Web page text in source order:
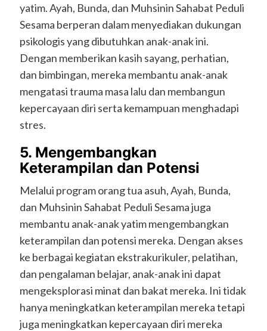
yatim. Ayah, Bunda, dan Muhsinin Sahabat Peduli
Sesama berperan dalam menyediakan dukungan
psikologis yang dibutuhkan anak-anak ini.
Dengan memberikan kasih sayang, perhatian,
dan bimbingan, mereka membantu anak-anak
mengatasi trauma masa lalu dan membangun
kepercayaan diri serta kemampuan menghadapi
stres.
5. Mengembangkan
Keterampilan dan Potensi
Melalui program orang tua asuh, Ayah, Bunda,
dan Muhsinin Sahabat Peduli Sesama juga
membantu anak-anak yatim mengembangkan
keterampilan dan potensi mereka. Dengan akses
ke berbagai kegiatan ekstrakurikuler, pelatihan,
dan pengalaman belajar, anak-anak ini dapat
mengeksplorasi minat dan bakat mereka. Ini tidak
hanya meningkatkan keterampilan mereka tetapi
juga meningkatkan kepercayaan diri mereka